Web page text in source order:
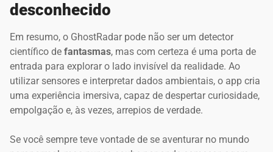
desconhecido
Em resumo, o GhostRadar pode não ser um detector
científico de fantasmas, mas com certeza é uma porta de
entrada para explorar o lado invisível da realidade. Ao
utilizar sensores e interpretar dados ambientais, o app cria
uma experiência imersiva, capaz de despertar curiosidade,
empolgação e, às vezes, arrepios de verdade.
Se você sempre teve vontade de se aventurar no mundo